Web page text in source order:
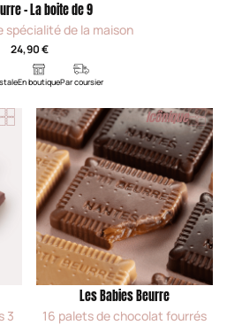
- La boite de 9
spécialité de la maison
24,90 €
En boutiquePar coursier
3
Icônique
Les Babies Beurre
16 palets de chocolat fourrés